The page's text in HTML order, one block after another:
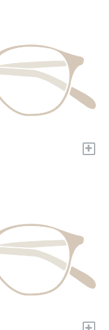
+